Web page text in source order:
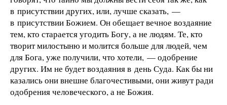
в присутствии других, или, лучше сказать, —
в присутствии Божием. Он обещает вечное воздаяние
тем, кто старается угодить Богу, а не людям. Те, кто
творит милостыню и молится больше для людей, чем
для Бога, уже получили, что хотели, — одобрение
других. Им не будет воздаяния в день Суда. Как бы ни
казались они внешне благочестивыми, они живут ради
одобрения человеческого, а не Божия.